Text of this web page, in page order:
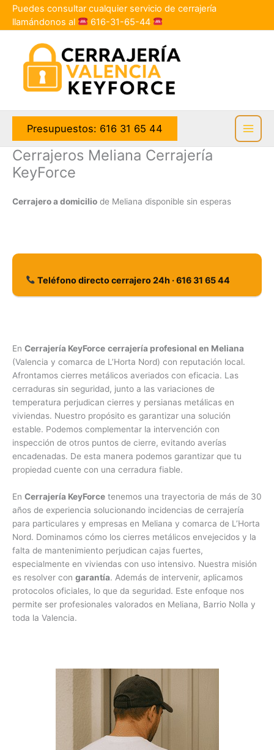
contenido
Puedes consultar cualquier servicio de cerrajería
llamándonos al
616-31-65-44
Presupuestos: 616 31 65 44
Cerrajeros Meliana Cerrajería
KeyForce
Cerrajero a domicilio de Meliana disponible sin esperas
Teléfono directo cerrajero 24h · 616 31 65 44
En Cerrajería KeyForce cerrajería profesional en Meliana
(Valencia y comarca de L’Horta Nord) con reputación local.
Afrontamos cierres metálicos averiados con eficacia. Las
cerraduras sin seguridad, junto a las variaciones de
temperatura perjudican cierres y persianas metálicas en
viviendas. Nuestro propósito es garantizar una solución
estable. Podemos complementar la intervención con
inspección de otros puntos de cierre, evitando averías
encadenadas. De esta manera podemos garantizar que tu
propiedad cuente con una cerradura fiable.
En Cerrajería KeyForce tenemos una trayectoria de más de 30
años de experiencia solucionando incidencias de cerrajería
para particulares y empresas en Meliana y comarca de L’Horta
Nord. Dominamos cómo los cierres metálicos envejecidos y la
falta de mantenimiento perjudican cajas fuertes,
especialmente en viviendas con uso intensivo. Nuestra misión
es resolver con garantía. Además de intervenir, aplicamos
protocolos oficiales, lo que da seguridad. Este enfoque nos
permite ser profesionales valorados en Meliana, Barrio Nolla y
toda la Valencia.